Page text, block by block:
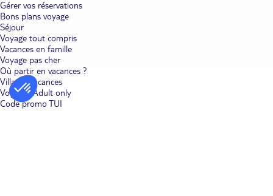
Gérer vos réservations
Bons plans voyage
Séjour
Voyage tout compris
Vacances en famille
Voyage pas cher
Où partir en vacances ?
Villages vacances
Voyages Adult only
Code promo TUI